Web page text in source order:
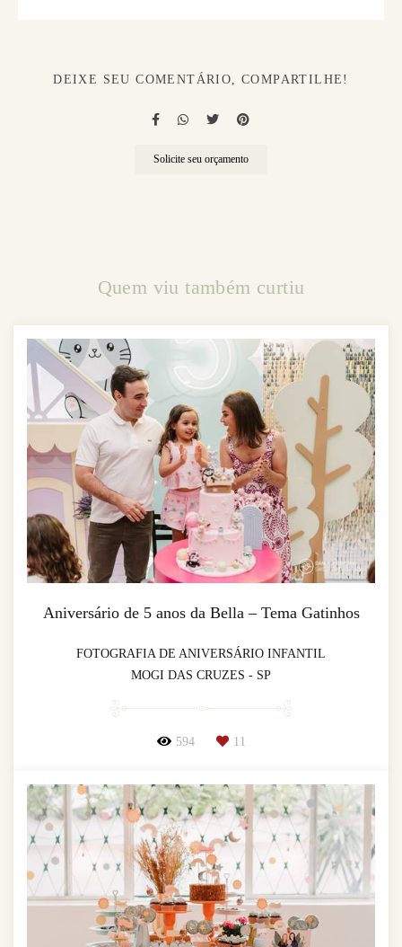
DEIXE SEU COMENTÁRIO, COMPARTILHE!
Solicite seu orçamento
Quem viu também curtiu
Aniversário de 5 anos da Bella – Tema Gatinhos
FOTOGRAFIA DE ANIVERSÁRIO INFANTIL
MOGI DAS CRUZES - SP
594 11